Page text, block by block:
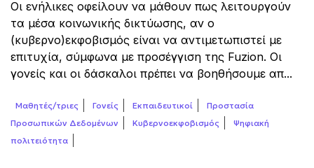
Οι ενήλικες οφείλουν να μάθουν πως λειτουργούν
τα μέσα κοινωνικής δικτύωσης, αν ο
(κυβερνο)εκφοβισμός είναι να αντιμετωπιστεί με
επιτυχία, σύμφωνα με προσέγγιση της Fuzion. Oι
γονείς και οι δάσκαλοι πρέπει να βοηθήσουμε απ...
Μαθητές/τριες Γονείς Εκπαιδευτικοί
Προστασία
Προσωπικών Δεδομένων
Κυβερνοεκφοβισμός
Ψηφιακή
πολιτειότητα